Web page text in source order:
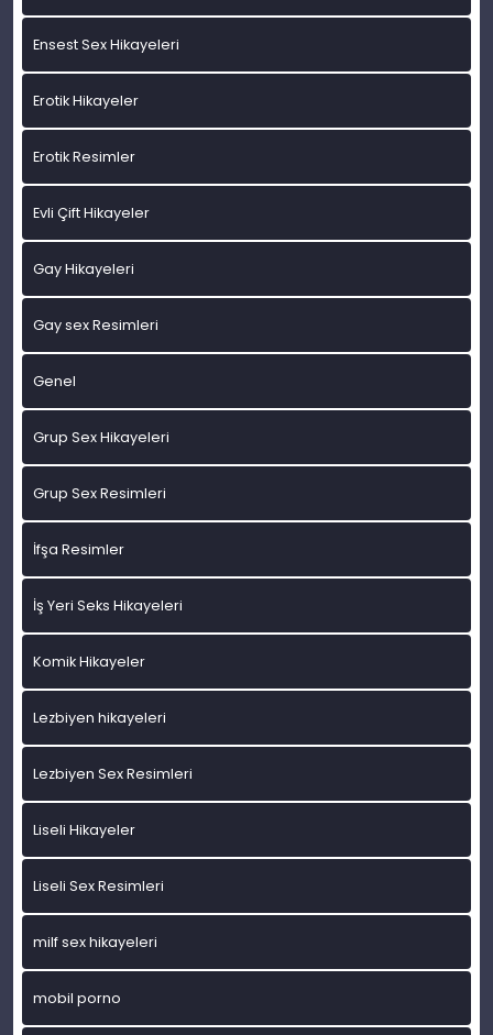
Ensest Sex Hikayeleri
Erotik Hikayeler
Erotik Resimler
Evli Çift Hikayeler
Gay Hikayeleri
Gay sex Resimleri
Genel
Grup Sex Hikayeleri
Grup Sex Resimleri
İfşa Resimler
İş Yeri Seks Hikayeleri
Komik Hikayeler
Lezbiyen hikayeleri
Lezbiyen Sex Resimleri
Liseli Hikayeler
Liseli Sex Resimleri
milf sex hikayeleri
mobil porno